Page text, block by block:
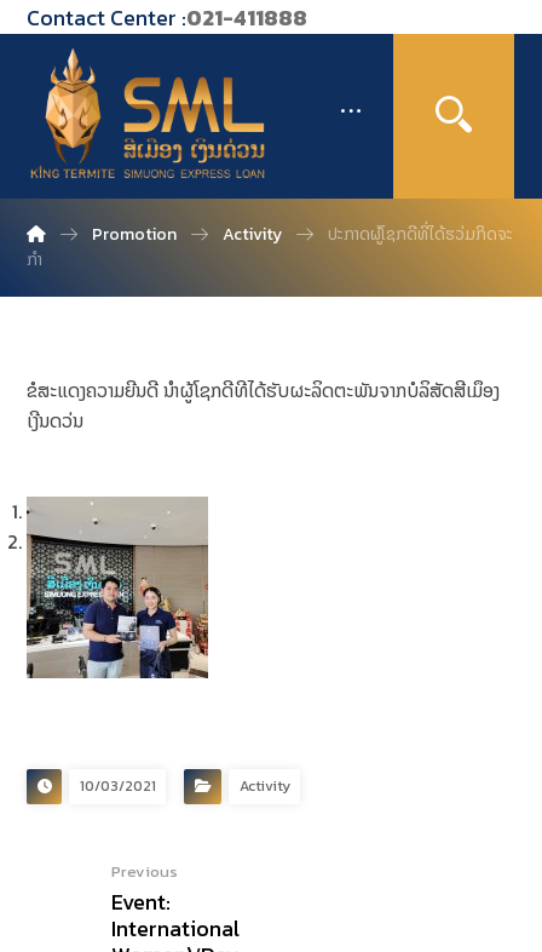
Contact Center :021-411888
Promotion Activity
ປະກາດຜູ້ໂຊກດີທີ່ໄດ້ຮວ່ມກິດຈະ
ກໍາ
ຂໍສະແດງຄວາມຍີນດີ ນໍາຜູ້ໂຊກດີທີໄດ້ຮັບຜະລິດຕະພັນຈາກບໍລິສັດສີເມຶອງ
ເງີນດວ່ນ
1
2
Previous
Next
10/03/2021 Activity
Previous
Event:
International